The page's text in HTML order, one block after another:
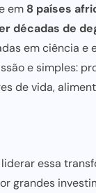
em 8 países
décadas de
em ciência e
e simples:
de vida,
essa
grandes